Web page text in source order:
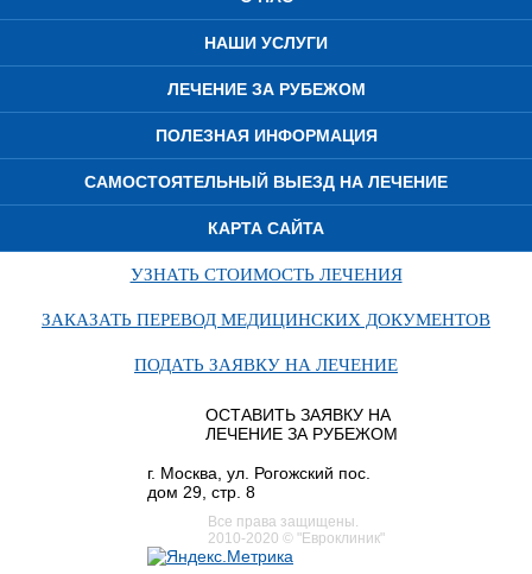
НАШИ УСЛУГИ
ЛЕЧЕНИЕ ЗА РУБЕЖОМ
ПОЛЕЗНАЯ ИНФОРМАЦИЯ
САМОСТОЯТЕЛЬНЫЙ ВЫЕЗД НА ЛЕЧЕНИЕ
КАРТА САЙТА
УЗНАТЬ СТОИМОСТЬ ЛЕЧЕНИЯ
ЗАКАЗАТЬ ПЕРЕВОД МЕДИЦИНСКИХ ДОКУМЕНТОВ
ПОДАТЬ ЗАЯВКУ НА ЛЕЧЕНИЕ
ОСТАВИТЬ ЗАЯВКУ НА
ЛЕЧЕНИЕ ЗА РУБЕЖОМ
г. Москва, ул. Рогожский пос.
дом 29, стр. 8
Все права защищены.
2010-2020 © "Евроклиник"